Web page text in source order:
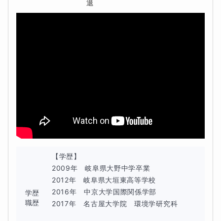
退
学歴
職歴
【学歴】
2009年　岐阜県大野中学卒業
2012年　岐阜県大垣東高等学校
2016年　中京大学国際関係学部
2017年　名古屋大学院　環境学研究科